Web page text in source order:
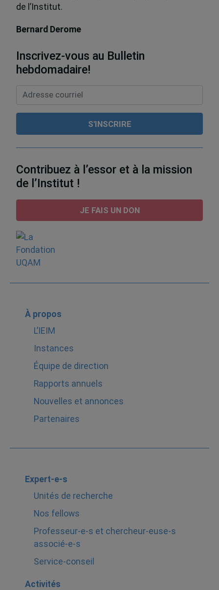
de l’Institut.
Bernard Derome
Inscrivez-vous au Bulletin
hebdomadaire!
Contribuez à l’essor et à la mission
de l’Institut !
JE FAIS UN DON
À propos
L’IEIM
Instances
Équipe de direction
Rapports annuels
Nouvelles et annonces
Partenaires
Expert-e-s
Unités de recherche
Nos fellows
Professeur-e-s et chercheur-euse-s
associé-e-s
Service-conseil
Activités